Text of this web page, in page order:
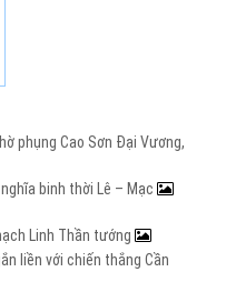
phụng Cao Sơn Đại Vương,
binh thời Lê – Mạc
Linh Thần tướng
liền với chiến thắng Cần